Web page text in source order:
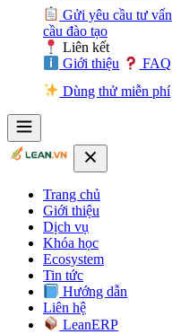
Gửi yêu cầu tư vấn
cầu đào tạo
Liên kết
Giới thiệu
FAQ
Dùng thử miễn phí
Trang chủ
Giới thiệu
Dịch vụ
Khóa học
Ecosystem
Tin tức
Hướng dẫn
Liên hệ
LeanERP